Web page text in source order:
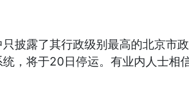
披露了其行政级别最高的北京市
，将于20日停运。有业内人士相